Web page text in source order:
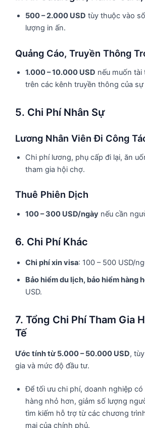
500 – 2.000 USD tùy thuộc vào
lượng in ấn.
Quảng Cáo, Truyền Thông
1.000 – 10.000 USD nếu muốn tài
trên các kênh truyền thông của sự
5. Chi Phí Nhân Sự
Lương Nhân Viên Đi Công
Chi phí lương, phụ cấp đi lại, ăn
tham gia hội chợ.
Thuê Phiên Dịch
100 – 300 USD/ngày nếu cần
6. Chi Phí Khác
Chi phí xin visa: 100 – 500 USD/
Bảo hiểm du lịch, bảo hiểm hàng
USD.
7. Tổng Chi Phí Tham Gia
Tế
Ước tính từ 5.000 – 50.000 USD,
gia và mức độ đầu tư.
Để tối ưu chi phí, doanh nghiệp
hàng nhỏ hơn, giảm số lượng
tìm kiếm hỗ trợ từ các chương
mại của chính phủ.